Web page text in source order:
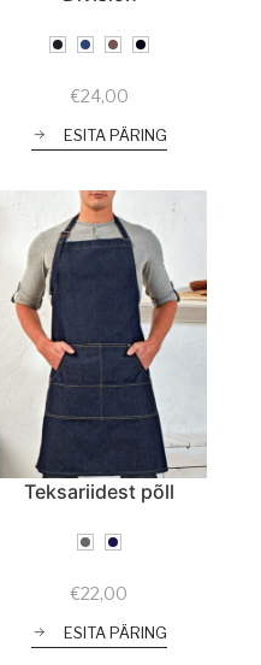
€24,00
ESITA PÄRING
Teksariidest põll
€22,00
ESITA PÄRING